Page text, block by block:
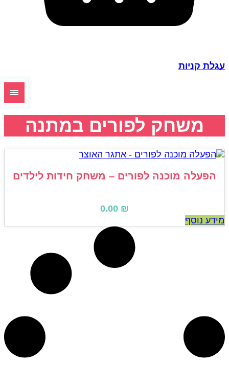
קניות
משחק לפורים במתנה
הפעלה מוכנה לפורים – משחק חידות לילדים
0.00₪
נוסף